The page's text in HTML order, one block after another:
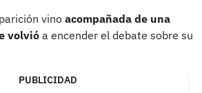
vino acompañada de una
volvió a encender el debate sobre su
PUBLICIDAD